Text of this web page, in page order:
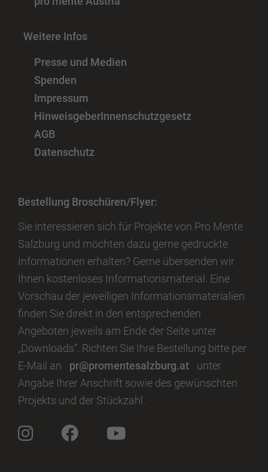
Weitere Infos
Presse und Medien
Spenden
Impressum
HinweisgeberInnenschutzgesetz
AGB
Datenschutz
Bestellung Broschüren/Flyer:
Sie interessieren sich für Projekte von Pro Mente
Salzburg und möchten dazu gerne gedruckte
Informationen erhalten? Gerne übersenden wir
Ihnen kostenloses Informationsmaterial. Eine
Vorschau der jeweiligen Informationsmaterialien
finden Sie direkt in den entsprechenden
Angeboten jeweils am Ende der Seite unter
„Downloads“. Richten Sie Ihre Bestellung bitte per
E-Mail an
pr@promentesalzburg.at
unter
Angabe Ihrer Anschrift sowie des gewünschten
Projekts und der Stückzahl.